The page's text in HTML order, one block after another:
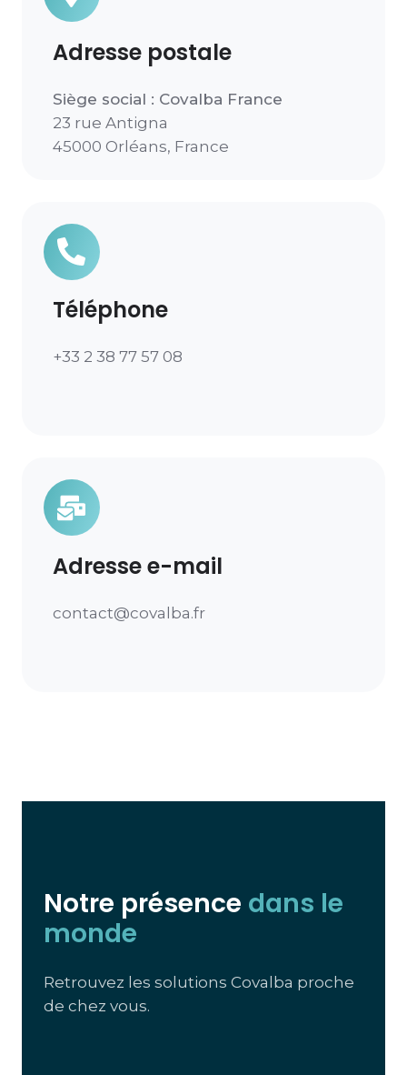
Adresse postale
Siège social : Covalba France
23 rue Antigna
45000 Orléans, France
Téléphone
+33 2 38 77 57 08
Adresse e-mail
contact@covalba.fr
Notre présence dans le
monde
Retrouvez les solutions Covalba proche
de chez vous.